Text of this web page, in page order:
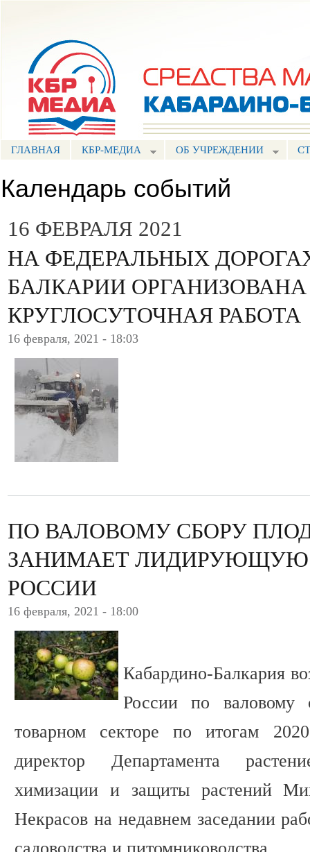
ГЛАВНАЯ КБР-МЕДИА ОБ УЧРЕЖДЕНИИ
Календарь событий
16 ФЕВРАЛЯ 2021
НА ФЕДЕРАЛЬНЫХ
БАЛКАРИИ ОРГАНИЗОВАНА
КРУГЛОСУТОЧНАЯ РАБОТА
16 февраля, 2021 - 18:03
ПО ВАЛОВОМУ СБОРУ
ЗАНИМАЕТ
РОССИИ
16 февраля, 2021 - 18:00
Кабардино-Балкария
России по
товарном секторе по итогам
директор Департамента
химизации и защиты растений
Некрасов на недавнем заседании